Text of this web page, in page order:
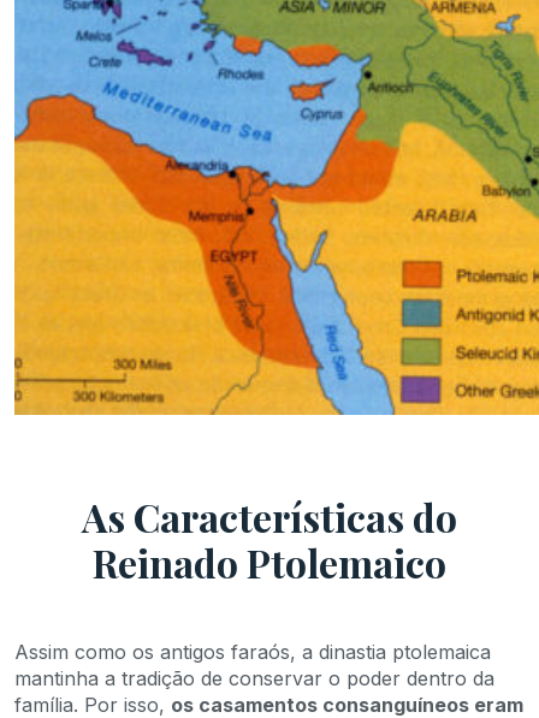
As Características do
Reinado Ptolemaico
Assim como os antigos faraós, a dinastia ptolemaica
mantinha a tradição de conservar o poder dentro da
família. Por isso, os casamentos consanguíneos eram